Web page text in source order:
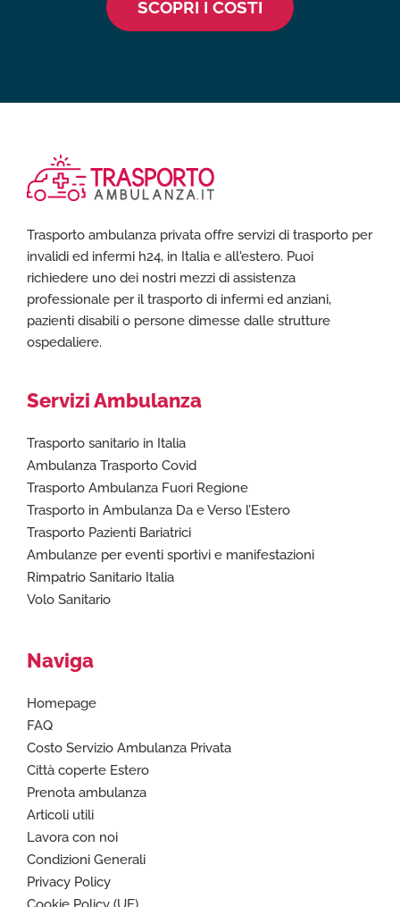
SCOPRI I COSTI
Trasporto ambulanza privata offre servizi di trasporto per
invalidi ed infermi h24, in Italia e all'estero. Puoi
richiedere uno dei nostri mezzi di assistenza
professionale per il trasporto di infermi ed anziani,
pazienti disabili o persone dimesse dalle strutture
ospedaliere.
Servizi Ambulanza
Trasporto sanitario in Italia
Ambulanza Trasporto Covid
Trasporto Ambulanza Fuori Regione
Trasporto in Ambulanza Da e Verso l’Estero
Trasporto Pazienti Bariatrici
Ambulanze per eventi sportivi e manifestazioni
Rimpatrio Sanitario Italia
Volo Sanitario
Naviga
Homepage
FAQ
Costo Servizio Ambulanza Privata
Città coperte Estero
Prenota ambulanza
Articoli utili
Lavora con noi
Condizioni Generali
Privacy Policy